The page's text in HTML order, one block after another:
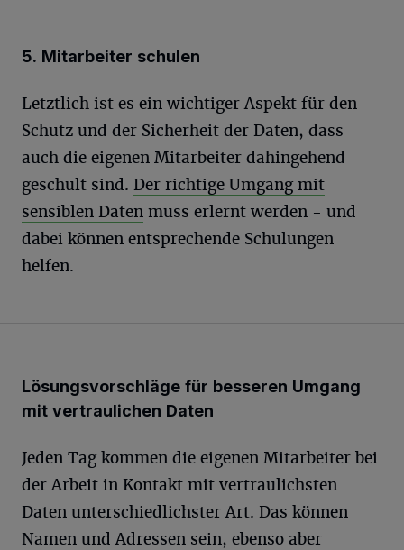
5. Mitarbeiter schulen
Letztlich ist es ein wichtiger Aspekt für den
Schutz und der Sicherheit der Daten, dass
auch die eigenen Mitarbeiter dahingehend
geschult sind. Der richtige Umgang mit
sensiblen Daten muss erlernt werden - und
dabei können entsprechende Schulungen
helfen.
Lösungsvorschläge für besseren Umgang
mit vertraulichen Daten
Jeden Tag kommen die eigenen Mitarbeiter bei
der Arbeit in Kontakt mit vertraulichsten
Daten unterschiedlichster Art. Das können
Namen und Adressen sein, ebenso aber